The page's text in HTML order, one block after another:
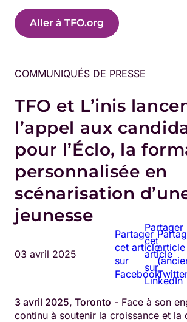
Aller à TFO.org
COMMUNIQUÉS DE PRESSE
TFO et L’inis
l’appel aux
pour l’Éclo, la
personnalisée en
scénarisation
jeunesse
03 avril 2025
Partager
cet article
sur
Facebook
Partager
cet
article
sur
LinkedIn
3 avril 2025, Toronto - Face à son
continu à soutenir la croissance et la